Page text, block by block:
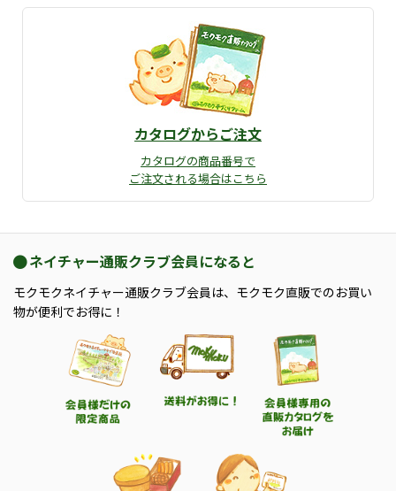
カタログからご注文
カタログの商品番号で
ご注文される場合はこちら
ネイチャー通販クラブ会員になると
モクモクネイチャー通販クラブ会員は、モクモク直販でのお買い
物が便利でお得に！